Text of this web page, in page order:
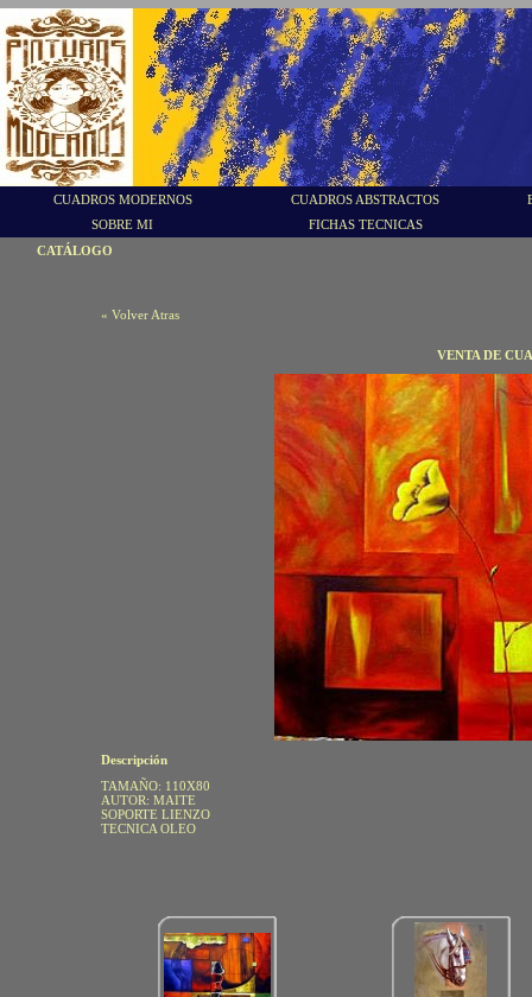
CUADROS MODERNOS CUADROS ABSTRACTOS
SOBRE MI
FICHAS TECNICAS
CATÁLOGO
« Volver Atras
VENTA DE
Descripción
TAMAÑO: 110X80
AUTOR: MAITE
SOPORTE LIENZO
TECNICA OLEO